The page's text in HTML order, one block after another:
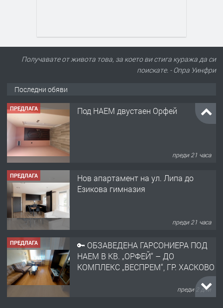
Получавате от живота това, за което ви стига куража да си
поискате. - Опра Уинфри
Последни обяви
ПРЕДЛАГА Под НАЕМ двустаен Орфей
преди 21 часа
ПРЕДЛАГА
Нов апартамент на ул. Липа до
Езикова гимназия
преди 21 часа
ПРЕДЛАГА
🔑 ОБЗАВЕДЕНА ГАРСОНИЕРА ПОД
НАЕМ В КВ. „ОРФЕЙ“ – ДО
КОМПЛЕКС „ВЕСПРЕМ“, ГР. ХАСКОВО
преди 2 дни